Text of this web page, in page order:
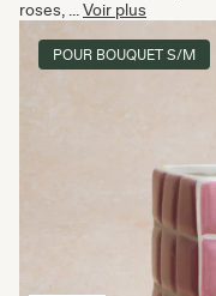
roses, ...
Voir plus
POUR BOUQUET S/M